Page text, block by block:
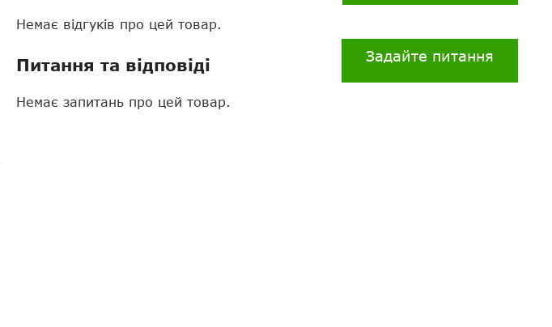
Немає відгуків про цей товар.
Питання та відповіді Задайте питання
Немає запитань про цей товар.